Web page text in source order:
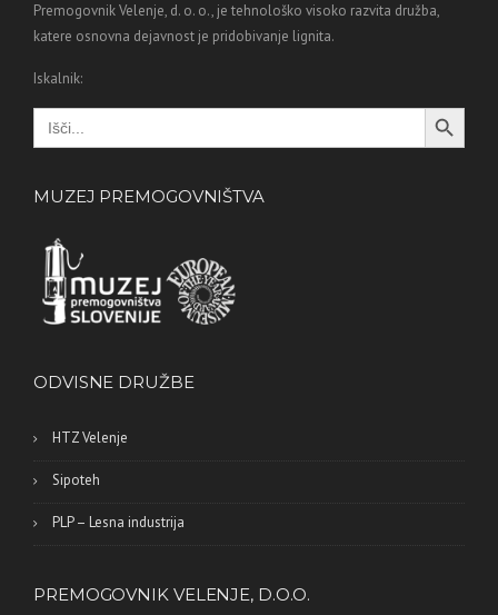
Premogovnik Velenje, d. o. o., je tehnološko visoko razvita družba,
katere osnovna dejavnost je pridobivanje lignita.
Iskalnik:
Search
for:
Search Button
MUZEJ PREMOGOVNIŠTVA
ODVISNE DRUŽBE
HTZ Velenje
Sipoteh
PLP – Lesna industrija
PREMOGOVNIK VELENJE, D.O.O.